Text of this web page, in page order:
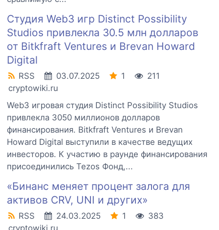
Студия Web3 игр Distinct Possibility
Studios привлекла 30.5 млн долларов
от Bitkfraft Ventures и Brevan Howard
Digital
RSS 03.07.2025 1
211
cryptowiki.ru
Web3 игровая студия Distinct Possibility Studios
привлекла 3050 миллионов долларов
финансирования. Bitkfraft Ventures и Brevan
Howard Digital выступили в качестве ведущих
инвесторов. К участию в раунде финансирования
присоединились Tezos Фонд,...
«Бинанс меняет процент залога для
активов CRV, UNI и других»
RSS 24.03.2025 1
383